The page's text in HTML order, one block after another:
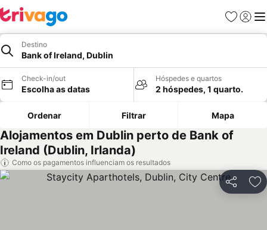
Favoritos
Iniciar
Destino
Bank of Ireland, Dublin
Check-in/out
Escolha as datas
Hóspedes e quartos
2 hóspedes, 1 quarto.
Ordenar Filtrar Mapa
Alojamentos em Dublin perto de Bank of
Ireland (Dublin, Irlanda)
Como os pagamentos influenciam os resultados
Partilhar